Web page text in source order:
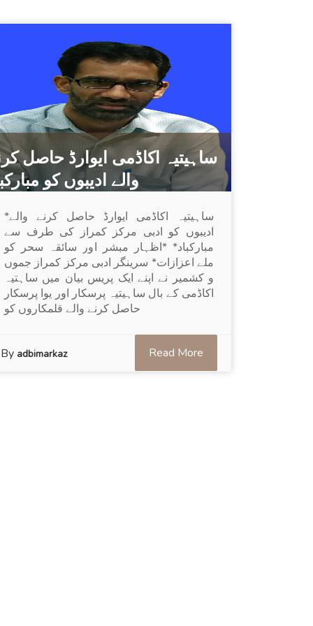
ساہیتیہ اکاڈمی ایوارڈ حاصل
والے ادیبوں کو
*ساہیتیہ اکاڈمی ایوارڈ حاصل کرنے والے
ادیبوں کو ادبی مرکز کمراز کی طرف سے
مبارکباد* *اظہار مبشر اور سائقہ سحر کو
ملے اعزازات* سرینگر ادبی مرکز کمراز جموں
و کشمیر نے اپنے ایک پریس بیان میں ساہتیہ
اکاڈمی کے بال ساہیتیہ پرسکار اور یوا پرسکار
حاصل کرنے والے قلمکاروں کو
By adbimarkaz Read More